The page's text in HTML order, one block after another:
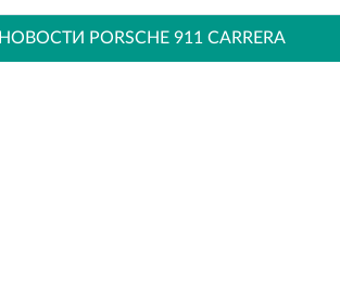
НОВОСТИ PORSCHE 911 CARRERA